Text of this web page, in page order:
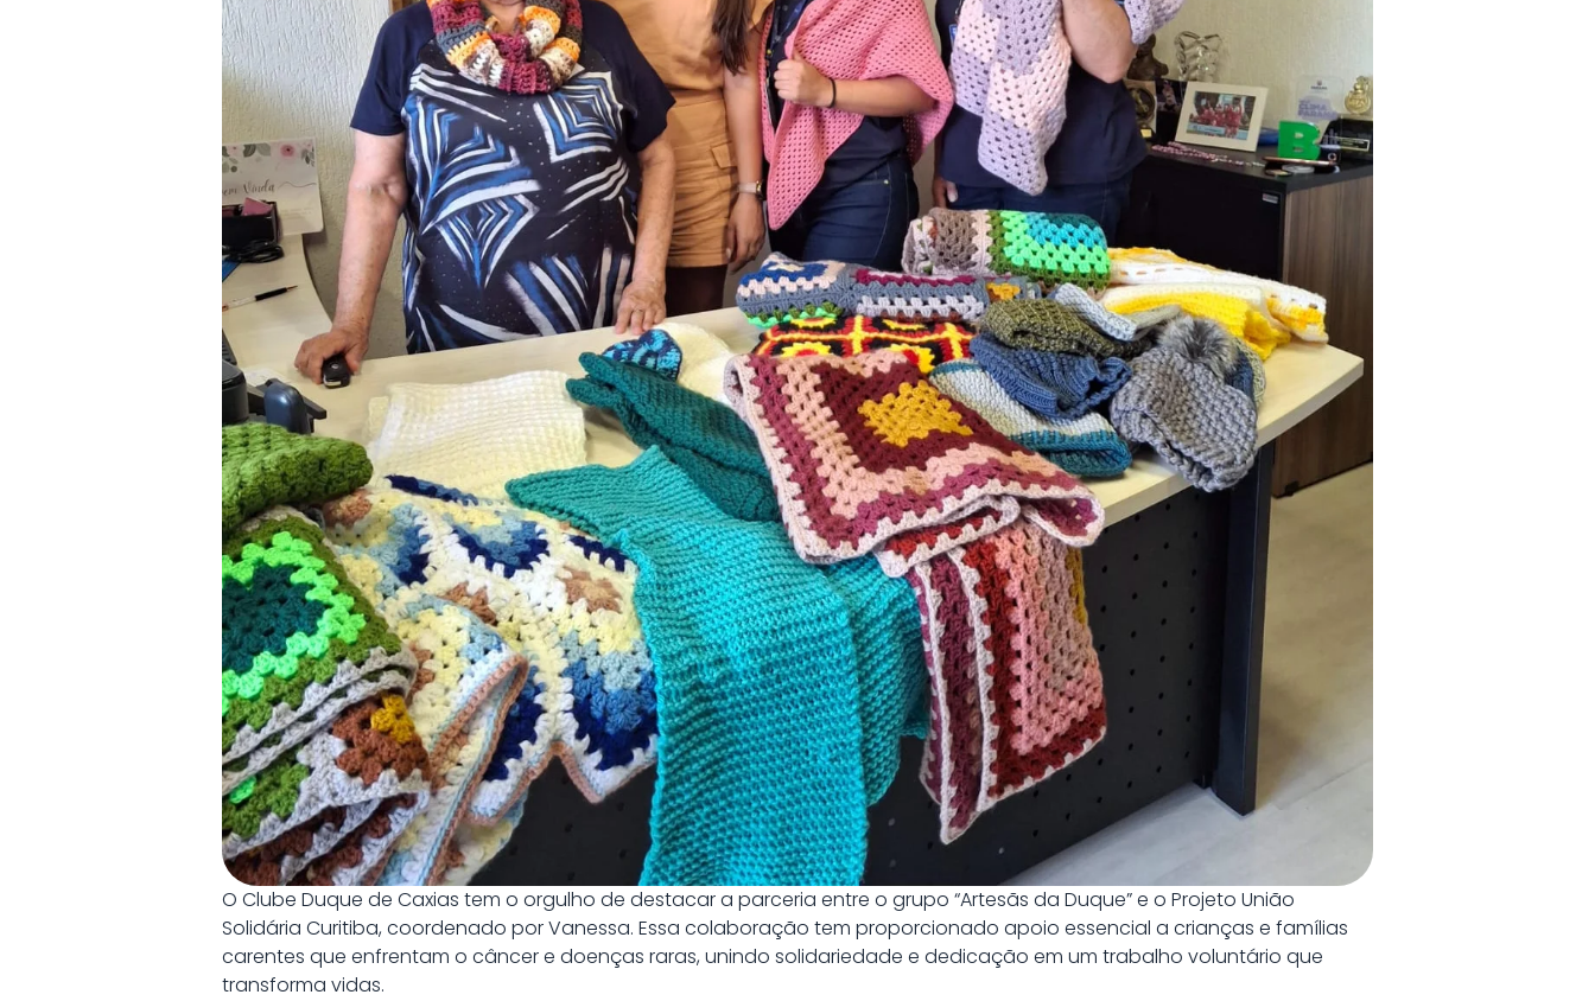
O Clube Duque de Caxias tem o orgulho de destacar a parceria entre o grupo “Artesãs da Duque” e o Projeto União
Solidária Curitiba, coordenado por Vanessa. Essa colaboração tem proporcionado apoio essencial a crianças e famílias
carentes que enfrentam o câncer e doenças raras, unindo solidariedade e dedicação em um trabalho voluntário que
transforma vidas.